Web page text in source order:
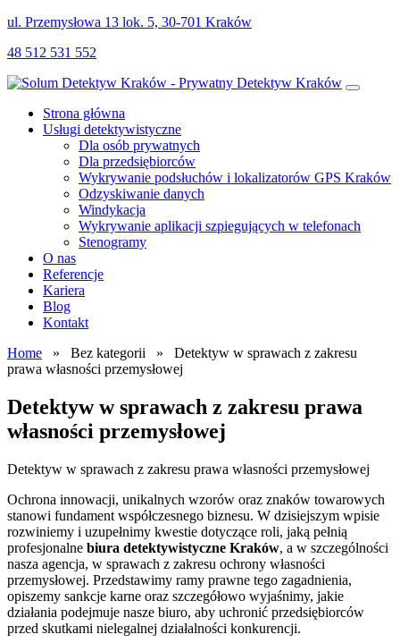
ul. Przemysłowa 13 lok. 5, 30-701 Kraków
48 512 531 552
Strona główna
Usługi detektywistyczne
Dla osób prywatnych
Dla przedsiębiorców
Wykrywanie podsłuchów i lokalizatorów GPS Kraków
Odzyskiwanie danych
Windykacja
Wykrywanie aplikacji szpiegujących w telefonach
Stenogramy
O nas
Referencje
Kariera
Blog
Kontakt
Home » Bez kategorii » Detektyw w sprawach z zakresu
prawa własności przemysłowej
Detektyw w sprawach z zakresu prawa
własności przemysłowej
Detektyw w sprawach z zakresu prawa własności przemysłowej
Ochrona innowacji, unikalnych wzorów oraz znaków towarowych
stanowi fundament współczesnego biznesu. W dzisiejszym wpisie
rozwiniemy i uzupełnimy kwestie dotyczące roli, jaką pełnią
profesjonalne biura detektywistyczne Kraków, a w szczególności
nasza agencja, w sprawach z zakresu ochrony własności
przemysłowej. Przedstawimy ramy prawne tego zagadnienia,
opiszemy sankcje karne oraz szczegółowo wyjaśnimy, jakie
działania podejmuje nasze biuro, aby uchronić przedsiębiorców
przed skutkami nielegalnej działalności konkurencji.